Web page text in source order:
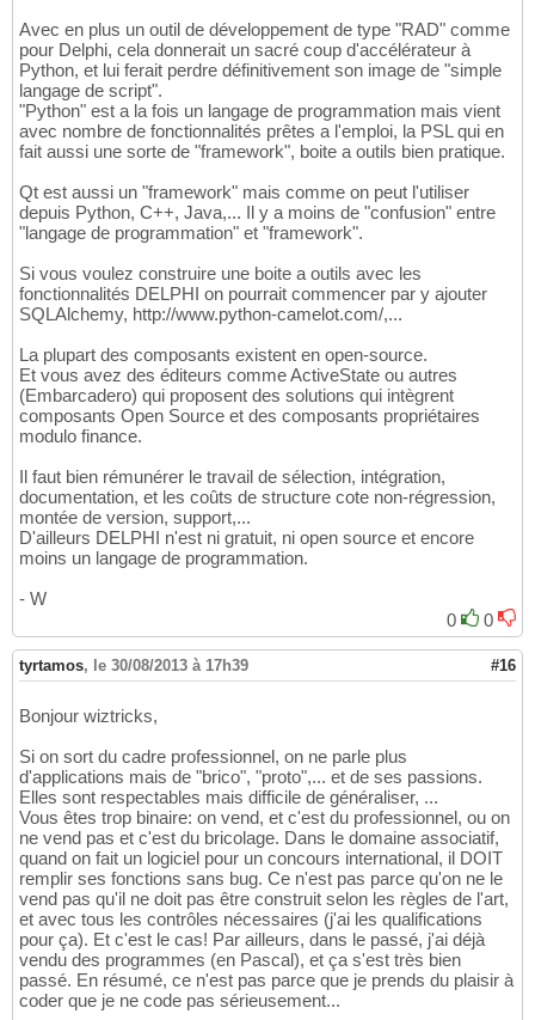
Avec en plus un outil de développement de type "RAD" comme
pour Delphi, cela donnerait un sacré coup d'accélérateur à
Python, et lui ferait perdre définitivement son image de "simple
langage de script".
"Python" est a la fois un langage de programmation mais vient
avec nombre de fonctionnalités prêtes a l'emploi, la PSL qui en
fait aussi une sorte de "framework", boite a outils bien pratique.
Qt est aussi un "framework" mais comme on peut l'utiliser
depuis Python, C++, Java,... Il y a moins de "confusion" entre
"langage de programmation" et "framework".
Si vous voulez construire une boite a outils avec les
fonctionnalités DELPHI on pourrait commencer par y ajouter
SQLAlchemy, http://www.python-camelot.com/,...
La plupart des composants existent en open-source.
Et vous avez des éditeurs comme ActiveState ou autres
(Embarcadero) qui proposent des solutions qui intègrent
composants Open Source et des composants propriétaires
modulo finance.
Il faut bien rémunérer le travail de sélection, intégration,
documentation, et les coûts de structure cote non-régression,
montée de version, support,...
D'ailleurs DELPHI n'est ni gratuit, ni open source et encore
moins un langage de programmation.
- W
0
0
tyrtamos, le 30/08/2013 à 17h39 #16
Bonjour wiztricks,
Si on sort du cadre professionnel, on ne parle plus
d'applications mais de "brico", "proto",... et de ses passions.
Elles sont respectables mais difficile de généraliser, ...
Vous êtes trop binaire: on vend, et c'est du professionnel, ou on
ne vend pas et c'est du bricolage. Dans le domaine associatif,
quand on fait un logiciel pour un concours international, il DOIT
remplir ses fonctions sans bug. Ce n'est pas parce qu'on ne le
vend pas qu'il ne doit pas être construit selon les règles de l'art,
et avec tous les contrôles nécessaires (j'ai les qualifications
pour ça). Et c'est le cas! Par ailleurs, dans le passé, j'ai déjà
vendu des programmes (en Pascal), et ça s'est très bien
passé. En résumé, ce n'est pas parce que je prends du plaisir à
coder que je ne code pas sérieusement...